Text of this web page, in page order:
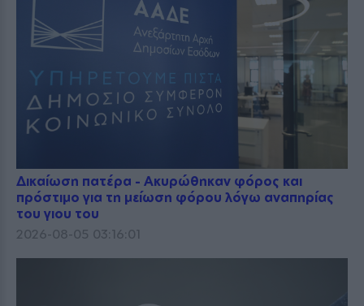
Δικαίωση πατέρα - Ακυρώθηκαν φόρος και
πρόστιμο για τη μείωση φόρου λόγω αναπηρίας
του γιου του
2026-08-05 03:16:01